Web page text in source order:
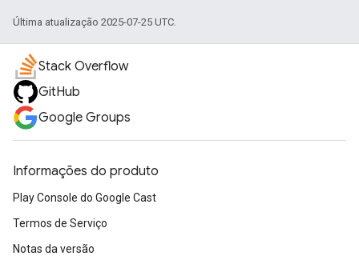
Última atualização 2025-07-25 UTC.
Stack Overflow
GitHub
Google Groups
Informações do produto
Play Console do Google Cast
Termos de Serviço
Notas da versão